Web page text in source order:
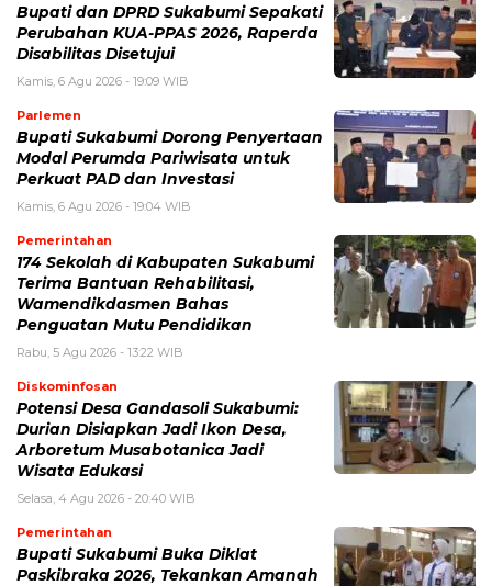
Bupati dan DPRD Sukabumi Sepakati
Perubahan KUA-PPAS 2026, Raperda
Disabilitas Disetujui
Kamis, 6 Agu 2026 - 19:09 WIB
Parlemen
Bupati Sukabumi Dorong Penyertaan
Modal Perumda Pariwisata untuk
Perkuat PAD dan Investasi
Kamis, 6 Agu 2026 - 19:04 WIB
Pemerintahan
174 Sekolah di Kabupaten Sukabumi
Terima Bantuan Rehabilitasi,
Wamendikdasmen Bahas
Penguatan Mutu Pendidikan
Rabu, 5 Agu 2026 - 13:22 WIB
Diskominfosan
Potensi Desa Gandasoli Sukabumi:
Durian Disiapkan Jadi Ikon Desa,
Arboretum Musabotanica Jadi
Wisata Edukasi
Selasa, 4 Agu 2026 - 20:40 WIB
Pemerintahan
Bupati Sukabumi Buka Diklat
Paskibraka 2026, Tekankan Amanah